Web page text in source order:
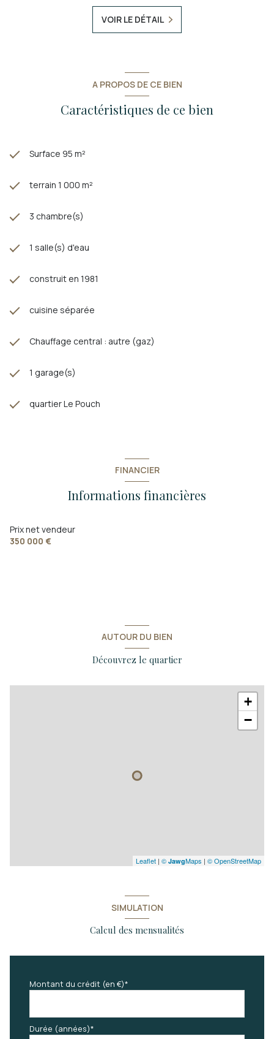
VOIR LE DÉTAIL
A PROPOS DE CE BIEN
Caractéristiques de ce bien
Surface 95 m²
terrain 1 000 m²
3 chambre(s)
1 salle(s) d'eau
construit en 1981
cuisine séparée
Chauffage central : autre (gaz)
1 garage(s)
quartier Le Pouch
FINANCIER
Informations financières
Prix net vendeur
350 000 €
AUTOUR DU BIEN
Découvrez le quartier
+
−
Leaflet | © JawgMaps | © OpenStreetMap
SIMULATION
Calcul des mensualités
Montant du crédit (en €)*
Durée (années)*